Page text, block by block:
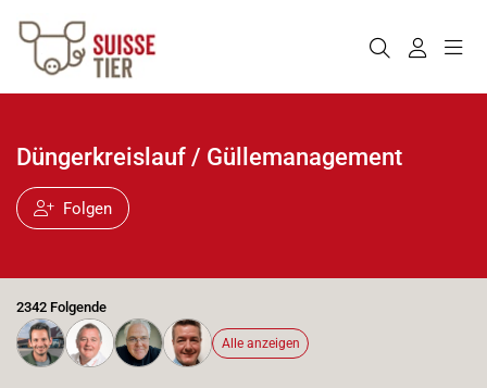
Düngerkreislauf / Güllemanagement
Folgen
2342 Folgende
Alle anzeigen